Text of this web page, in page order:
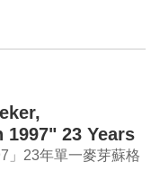
23 Years
Scotch Whisky
bottled)
」23年單一麥芽蘇格
裝瓶）